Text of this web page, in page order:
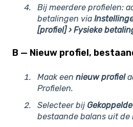
Bij meerdere profielen:
betalingen via
[profiel] › Fysieke
B — Nieuw profiel,
Maak een nieuw profiel
Profielen.
Selecteer bij
bestaande balans uit de